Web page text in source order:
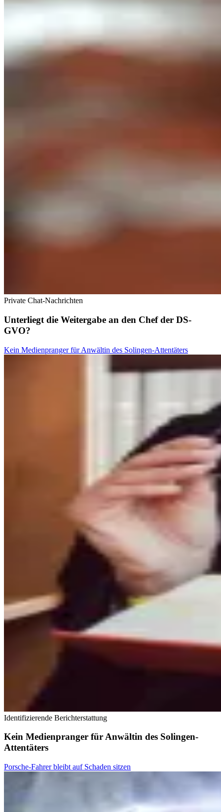
Private Chat-Nachrichten
Unterliegt die Weitergabe an den Chef der DS-
GVO?
Kein Medienpranger für Anwältin des Solingen-Attentäters
Identifizierende Berichterstattung
Kein Medienpranger für Anwältin des Solingen-
Attentäters
Porsche-Fahrer bleibt auf Schaden sitzen